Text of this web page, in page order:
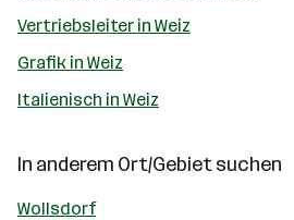
Vertriebsleiter in Weiz
Grafik in Weiz
Italienisch in Weiz
In anderem Ort/Gebiet suchen
Wollsdorf